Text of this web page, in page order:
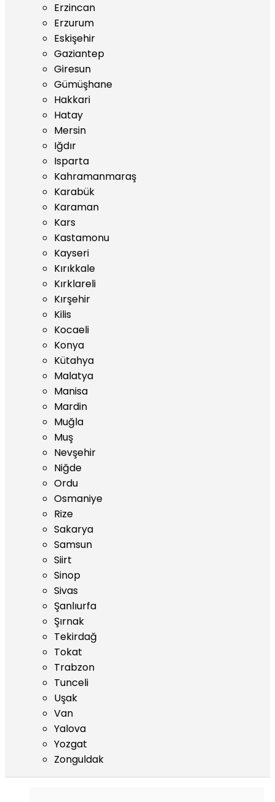
Erzincan
Erzurum
Eskişehir
Gaziantep
Giresun
Gümüşhane
Hakkari
Hatay
Mersin
Iğdır
Isparta
Kahramanmaraş
Karabük
Karaman
Kars
Kastamonu
Kayseri
Kırıkkale
Kırklareli
Kırşehir
Kilis
Kocaeli
Konya
Kütahya
Malatya
Manisa
Mardin
Muğla
Muş
Nevşehir
Niğde
Ordu
Osmaniye
Rize
Sakarya
Samsun
Siirt
Sinop
Sivas
Şanlıurfa
Şırnak
Tekirdağ
Tokat
Trabzon
Tunceli
Uşak
Van
Yalova
Yozgat
Zonguldak